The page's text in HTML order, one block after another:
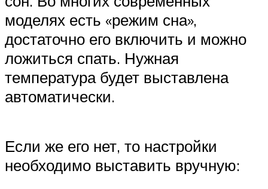
моделях есть «режим сна»,
достаточно его включить и можно
ложиться спать. Нужная
температура будет выставлена
автоматически.
Если же его нет, то настройки
необходимо выставить вручную: